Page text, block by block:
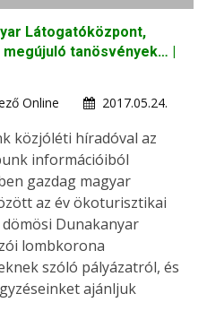
Látogatóközpont,
tanösvények… |
Online
2017.05.24.
közjóléti híradóval az
információiból
gazdag magyar
az év ökoturisztikai
Dunakanyar
lombkorona
szóló pályázatról, és
ajánljuk